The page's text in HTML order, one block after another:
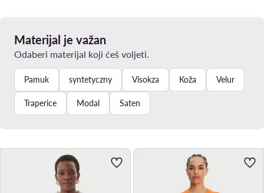
Materijal je važan
Odaberi materijal koji ćeš voljeti.
Pamuk syntetyczny Visokza Koža Velur
Traperice Modal Saten